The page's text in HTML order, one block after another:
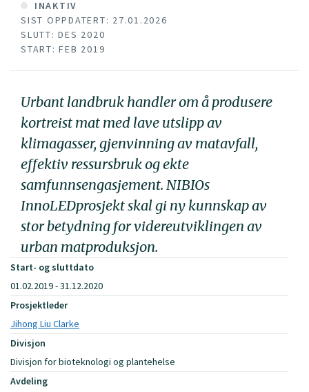
INAKTIV
SIST OPPDATERT: 27.01.2026
SLUTT: DES 2020
START: FEB 2019
Urbant landbruk handler om å produsere
kortreist mat med lave utslipp av
klimagasser, gjenvinning av matavfall,
effektiv ressursbruk og ekte
samfunnsengasjement. NIBIOs
InnoLEDprosjekt skal gi ny kunnskap av
stor betydning for videreutviklingen av
urban matproduksjon.
Start- og sluttdato
01.02.2019 - 31.12.2020
Prosjektleder
Jihong Liu Clarke
Divisjon
Divisjon for bioteknologi og plantehelse
Avdeling